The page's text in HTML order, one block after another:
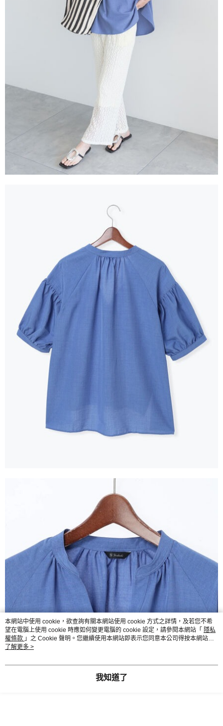
本網站中使用 cookie，欲查詢有關本網站使用 cookie 方式之詳情，及若您不希
望在電腦上使用 cookie 時應如何變更電腦的 cookie 設定，請參閱本網站「 隱私
權條款 」之 Cookie 聲明。您繼續使用本網站即表示您同意本公司得按本網站使
用條款之 Cookie 聲明使用 cookie。
了解更多 >
我知道了